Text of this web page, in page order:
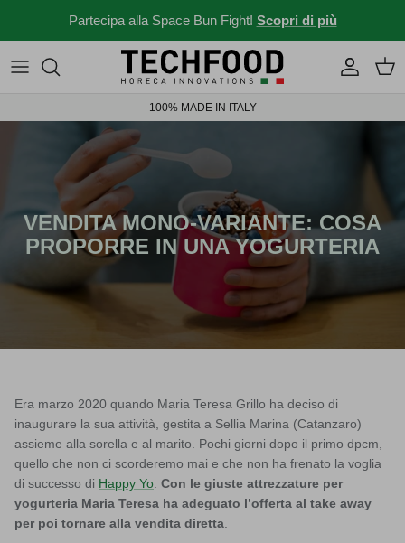
Partecipa alla Space Bun Fight! Scopri di più
Macchine professionali
Altri prodotti
Solubili Industry 4.0
Menu e ricette
News dal mondo Ho.re.ca.
Idee per il tuo locale
Storie da bar
News ed eventi
100% MADE IN ITALY
VENDITA MONO-VARIANTE: COSA
PROPORRE IN UNA YOGURTERIA
Era marzo 2020 quando Maria Teresa Grillo ha deciso di
inaugurare la sua attività, gestita a Sellia Marina (Catanzaro)
assieme alla sorella e al marito. Pochi giorni dopo il primo dpcm,
quello che non ci scorderemo mai e che non ha frenato la voglia
di successo di Happy Yo Con le giuste attrezzature per
yogurteria Maria Teresa ha adeguato l’offerta al take away
per poi tornare alla vendita diretta